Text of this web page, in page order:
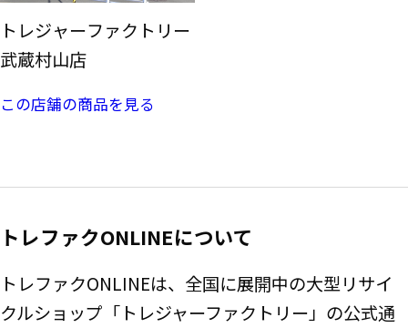
トレジャーファクトリー
武蔵村山店
この店舗の商品を見る
トレファクONLINEについて
トレファクONLINEは、全国に展開中の大型リサイ
クルショップ「トレジャーファクトリー」の公式通